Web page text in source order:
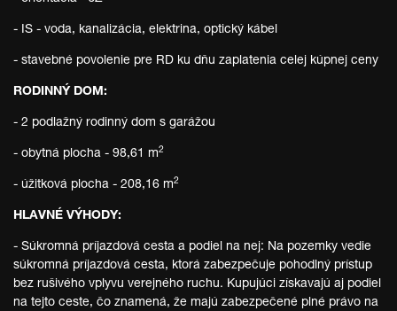
- IS - voda, kanalizácia, elektrina, optický kábel
- stavebné povolenie pre RD ku dňu zaplatenia celej kúpnej ceny
RODINNÝ DOM:
- 2 podlažný rodinný dom s garážou
- obytná plocha - 98,61 m2
- úžitková plocha - 208,16 m2
HLAVNÉ VÝHODY:
- Súkromná príjazdová cesta a podiel na nej: Na pozemky vedie
súkromná príjazdová cesta, ktorá zabezpečuje pohodlný prístup
bez rušivého vplyvu verejného ruchu. Kupujúci získavajú aj podiel
na tejto ceste, čo znamená, že majú zabezpečené plné právo na